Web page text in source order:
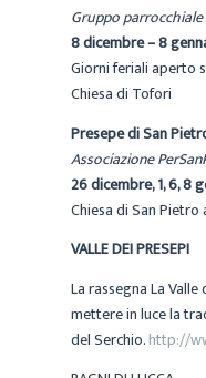
Gruppo
8 dicembre – 8
Giorni feriali aperto
Chiesa di Tofori
Presepe di San
Associazione
26 dicembre, 1, 6, 8
Chiesa di San
VALLE DEI PRESEPI
La rassegnaLa Valle
mettere in luce la
del Serchio.http://